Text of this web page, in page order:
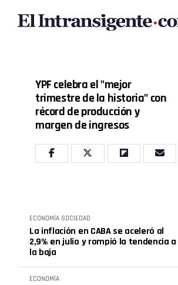
YPF celebra el "mejor
trimestre de la historia" con
récord de producción y
margen de ingresos
ECONOMÍA SOCIEDAD
La inflación en CABA se aceleró al
2,9% en julio y rompió la tendencia a
la baja
ECONOMÍA